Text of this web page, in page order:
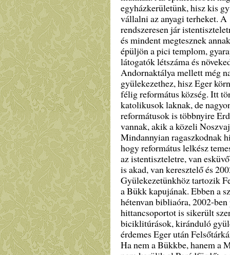
egyházkerületünk, hisz kis
vállalni az anyagi terheket.
rendszeresen jár
és mindent megtesznek
épüljön a pici templom,
látogatók létszáma és
Andornaktálya mellett még
gyülekezethez, hisz Eger
félig református község. Itt
katolikusok laknak, de
reformátusok is többnyire
vannak, akik a közeli
Mindannyian ragaszkodnak
hogy református lelkész
az istentiszteletre, van
is akad, van keresztelő és
Gyülekezetünkhöz tartozik
a Bükk kapujának. Ebben a
hétenvan bibliaóra, 2002-
hittancsoportot is sikerült
biciklitúrások, kiránduló
érdemes Eger után
Ha nem a Bükkbe, hanem a